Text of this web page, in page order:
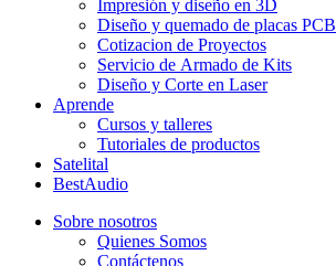
Impresión y diseño en 3D
Diseño y quemado de placas PCB
Cotizacion de Proyectos
Servicio de Armado de Kits
Diseño y Corte en Laser
Aprende
Cursos y talleres
Tutoriales de productos
Satelital
BestAudio
Sobre nosotros
Quienes Somos
Contáctenos